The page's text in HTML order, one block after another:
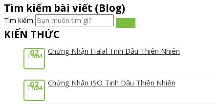
Tìm kiếm bài viết (Blog)
Tìm kiếm
KIẾN THỨC
02
Th04 Chứng Nhận Halal Tinh Dầu Thiên Nhiên
02
Th04 Chứng Nhận ISO Tinh Dầu Thiên Nhiên